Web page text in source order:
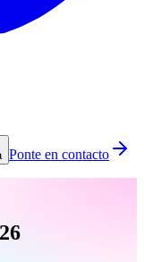
Ponte en contacto